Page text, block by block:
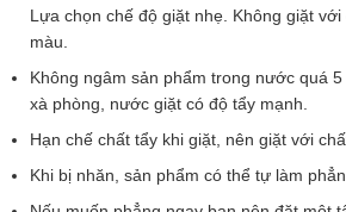
Lựa chọn chế độ giặt nhẹ. Không giặt
màu. ​
Không ngâm sản phẩm trong nước quá
xà phòng, nước giặt có độ tẩy mạnh.
Hạn chế chất tẩy khi giặt, nên giặt với
Khi bị nhăn, sản phẩm có thể tự làm